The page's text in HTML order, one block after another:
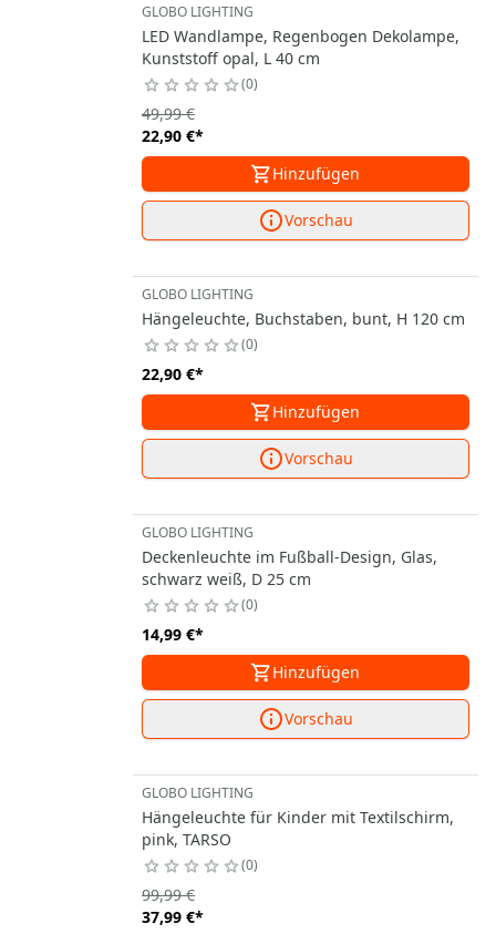
GLOBO LIGHTING
LED Wandlampe, Regenbogen Dekolampe,
Kunststoff opal, L 40 cm
0
22,90 €*
49,99 €
Hinzufügen
Vorschau
GLOBO LIGHTING
Hängeleuchte, Buchstaben, bunt, H 120 cm
0
22,90 €*
Hinzufügen
Vorschau
GLOBO LIGHTING
Deckenleuchte im Fußball-Design, Glas,
schwarz weiß, D 25 cm
0
14,99 €*
Hinzufügen
Vorschau
GLOBO LIGHTING
Hängeleuchte für Kinder mit Textilschirm,
pink, TARSO
0
37,99 €*
99,99 €